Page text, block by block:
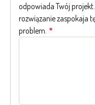
odpowiada Twój
rozwiązanie zaspokaja
problem.